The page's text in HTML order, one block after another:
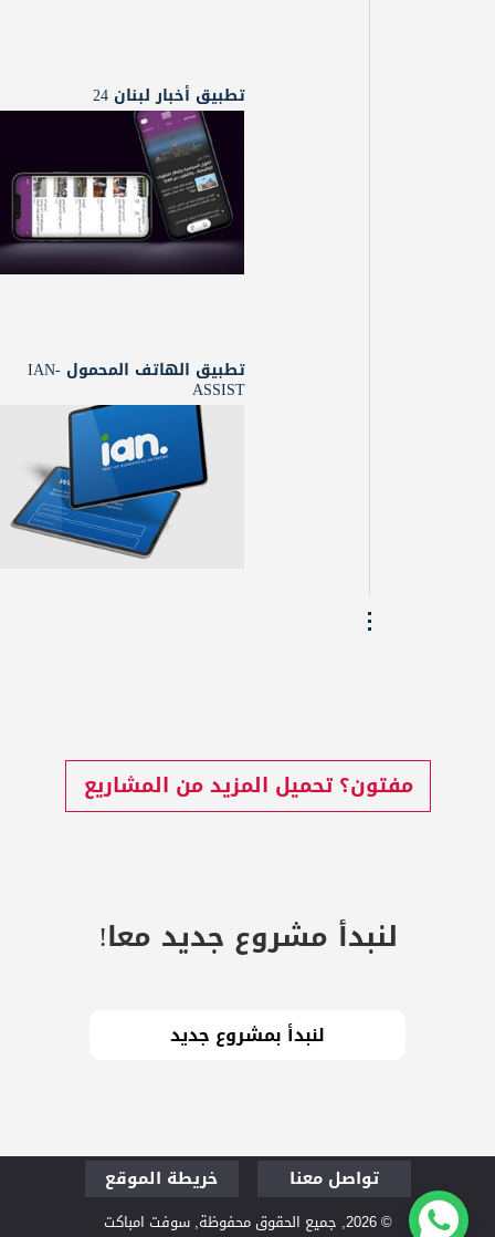
تطبيق أخبار لبنان 24
تطبيق الهاتف المحمول IAN-
ASSIST
مفتون؟ تحميل المزيد من المشاريع
لنبدأ مشروع جديد معا!
تواصل معنا خريطة الموقع
© 2026, جميع الحقوق محفوظة, سوفت امباكت
قم بزيارتنا لنتحدث
من نحن